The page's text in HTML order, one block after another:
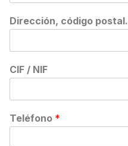
Dirección, código postal.
CIF / NIF
Teléfono *